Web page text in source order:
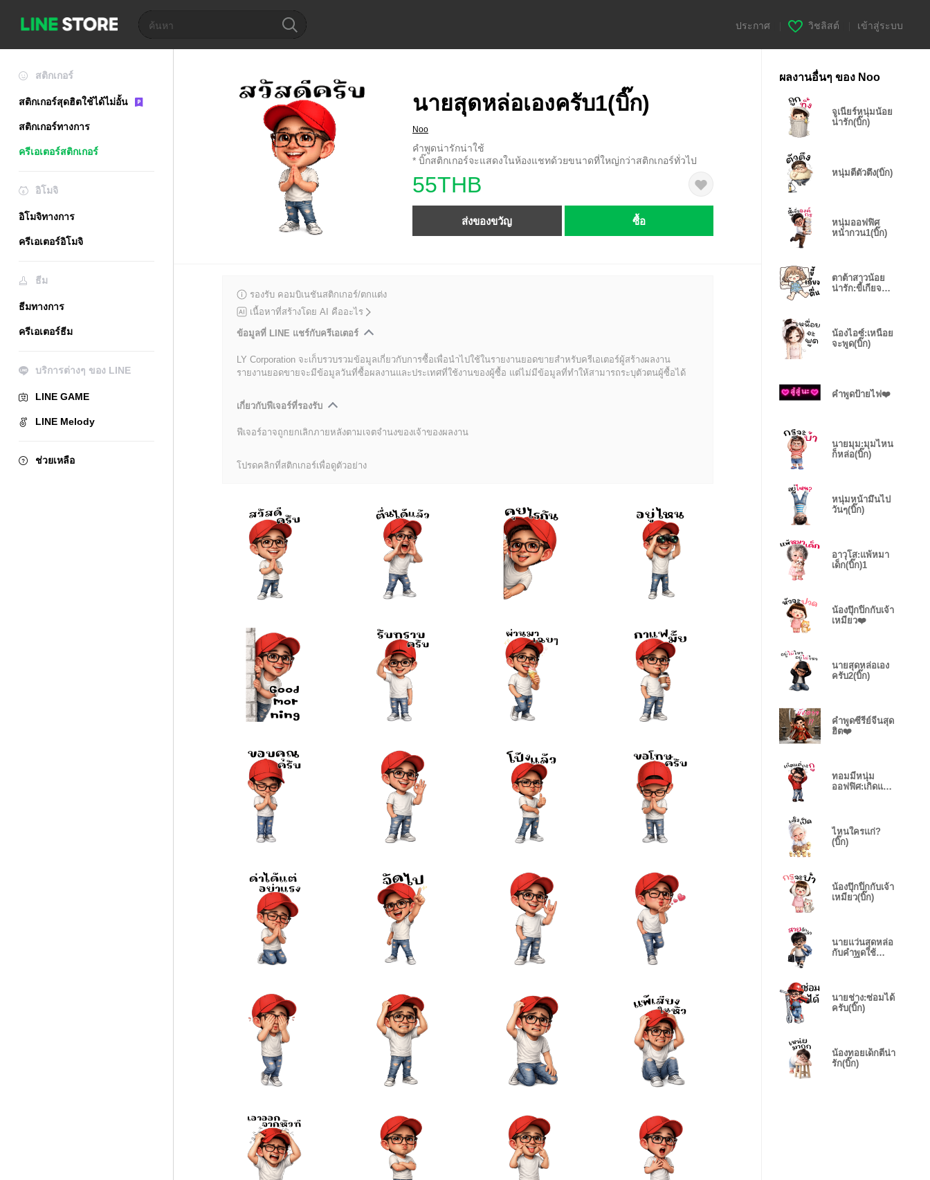
ประกาศ วิชลิสต์ เข้าสู่ระบบ
สติกเกอร์
สติกเกอร์สุดฮิตใช้ได้ไม่อั้น
สติกเกอร์ทางการ
ครีเอเตอร์สติกเกอร์
อิโมจิ
อิโมจิทางการ
ครีเอเตอร์อิโมจิ
ธีม
ธีมทางการ
ครีเอเตอร์ธีม
บริการต่างๆ ของ LINE
LINE GAME
LINE Melody
ช่วยเหลือ
นายสุดหล่อเองครับ1(บิ๊ก)
Noo
คำพูดน่ารักน่าใช้
* บิ๊กสติกเกอร์จะแสดงในห้องแชทด้วยขนาดที่ใหญ่กว่าสติกเกอร์ทั่วไป
55THB
ส่งของขวัญ ซื้อ
รองรับ คอมบิเนชันสติกเกอร์/ตกแต่ง
เนื้อหาที่สร้างโดย AI คืออะไร
ข้อมูลที่ LINE แชร์กับครีเอเตอร์
LY Corporation จะเก็บรวบรวมข้อมูลเกี่ยวกับการซื้อเพื่อนำไปใช้ในรายงานยอดขายสำหรับครีเอเตอร์ผู้สร้างผลงาน
รายงานยอดขายจะมีข้อมูลวันที่ซื้อผลงานและประเทศที่ใช้งานของผู้ซื้อ แต่ไม่มีข้อมูลที่ทำให้สามารถระบุตัวตนผู้ซื้อได้
เกี่ยวกับฟีเจอร์ที่รองรับ
ฟีเจอร์อาจถูกยกเลิกภายหลังตามเจตจำนงของเจ้าของผลงาน
โปรดคลิกที่สติกเกอร์เพื่อดูตัวอย่าง
ผลงานอื่นๆ ของ Noo
จูเนียร์หนุ่มน้อย
น่ารัก(บิ๊ก)
หนุ่มตี๋ตัวตึง(บิ๊ก)
หนุ่มออฟฟิศ
หน้ากวน1(บิ๊ก)
ตาต้าสาวน้อย
น่ารัก:ขี้เกียจตื่น
น้องไอซ์:เหนื่อย
จะพูด(บิ๊ก)
คำพูดป้ายไฟ❤️
นายมุม:มุมไหน
ก็หล่อ(บิ๊ก)
หนุ่มหน้ามึนไป
วันๆ(บิ๊ก)
อาวุโส:แพ้หมา
เด็ก(บิ๊ก)1
น้องปุ๊กปิ๊กกับเจ้า
เหมียว❤️
นายสุดหล่อเอง
ครับ2(บิ๊ก)
คำพูดซีรีย์จีนสุด
ฮิต❤️
ทอมมี่หนุ่ม
ออฟฟิศ:เกิดแต่
ไหนใครแก่?
(บิ๊ก)
น้องปุ๊กปิ๊กกับเจ้า
เหมียว(บิ๊ก)
นายแว่นสุดหล่อ
กับคำพูดใช้
นายช่าง:ซ่อมได้
ครับ(บิ๊ก)
น้องทอยเด็กตี๋น่า
รัก(บิ๊ก)